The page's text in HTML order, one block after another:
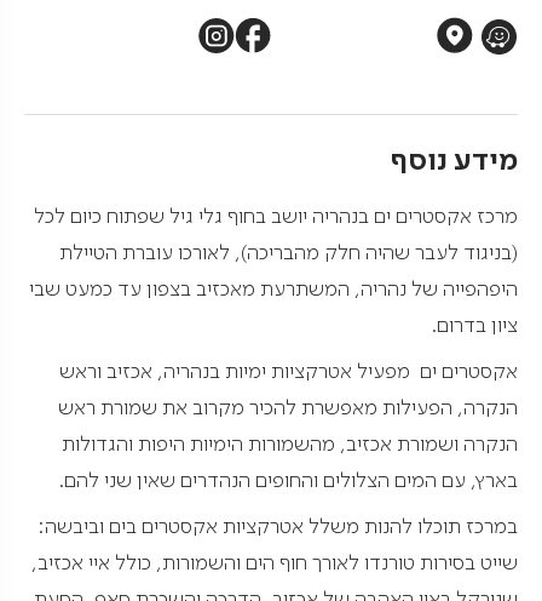
מידע נוסף
מרכז אקסטרים ים בנהריה יושב בחוף גלי גיל שפתוח כיום לכל
(בניגוד לעבר שהיה חלק מהבריכה), לאורכו עוברת הטיילת
היפהפייה של נהריה, המשתרעת מאכזיב בצפון עד כמעט שבי
ציון בדרום.
אקסטרים ים מפעיל אטרקציות ימיות בנהריה, אכזיב וראש
הנקרה, הפעילות מאפשרת להכיר מקרוב את שמורת ראש
הנקרה ושמורת אכזיב, מהשמורות הימיות היפות והגדולות
בארץ, עם המים הצלולים והחופים הנהדרים שאין שני להם.
במרכז תוכלו להנות משלל אטרקציות אקסטרים בים וביבשה:
שייט בסירות טורנדו לאורך חוף הים והשמורות, כולל איי אכזיב,